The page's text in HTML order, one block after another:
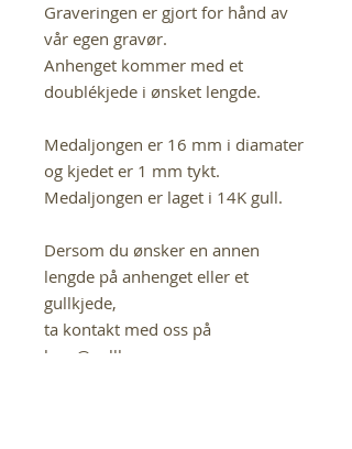
Graveringen er gjort for hånd av
vår egen gravør.
Anhenget kommer med et
doublékjede i ønsket lengde.
Medaljongen er 16 mm i diamater
og kjedet er 1 mm tykt.
Medaljongen er laget i 14K gull.
Dersom du ønsker en annen
lengde på anhenget eller et
gullkjede,
ta kontakt med oss på
lene@gullbarn.no